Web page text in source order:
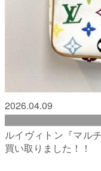
2026.04.09
ルイヴィトン『マル
買い取りました！！